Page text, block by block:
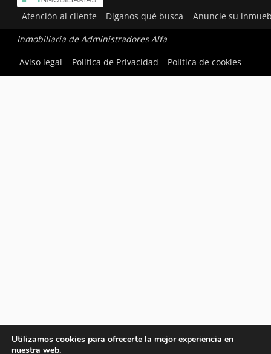
Atención al cliente Díganos qué busca Anuncie su
Inmobiliaria de Administradores Alfa
Aviso legal
Política de Privacidad Política de cookies
Utilizamos cookies para ofrecerte la mejor experiencia en
nuestra web.